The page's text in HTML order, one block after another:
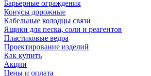
Барьерные ограждения
Конусы дорожные
Кабельные колодцы связи
Ящики для песка, соли и реагентов
Пластиковые ведра
Проектирование изделий
Как купить
Акции
Цены и оплата